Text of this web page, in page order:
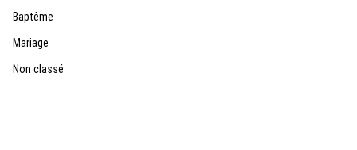
Baptême
Mariage
Non classé